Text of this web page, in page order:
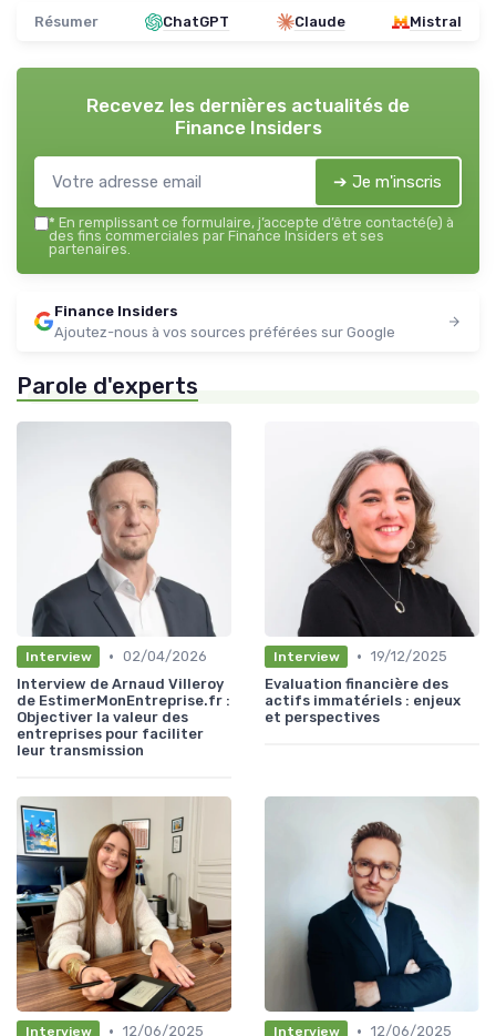
Résumer ChatGPT Claude Mistral
Recevez les dernières actualités de
Finance Insiders
➔ Je m'inscris
* En remplissant ce formulaire, j’accepte d’être contacté(e) à
des fins commerciales par Finance Insiders et ses
partenaires.
Finance Insiders
Ajoutez-nous à vos sources préférées sur Google
Parole d'experts
Interview • 02/04/2026
Interview de Arnaud Villeroy
de EstimerMonEntreprise.fr :
Objectiver la valeur des
entreprises pour faciliter
leur transmission
Interview • 19/12/2025
Evaluation financière des
actifs immatériels : enjeux
et perspectives
Interview • 12/06/2025 Interview • 12/06/2025